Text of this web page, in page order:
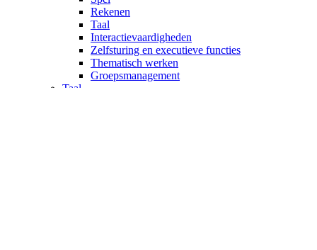
Rekenen
Taal
Interactievaardigheden
Zelfsturing en executieve functies
Thematisch werken
Groepsmanagement
Taal